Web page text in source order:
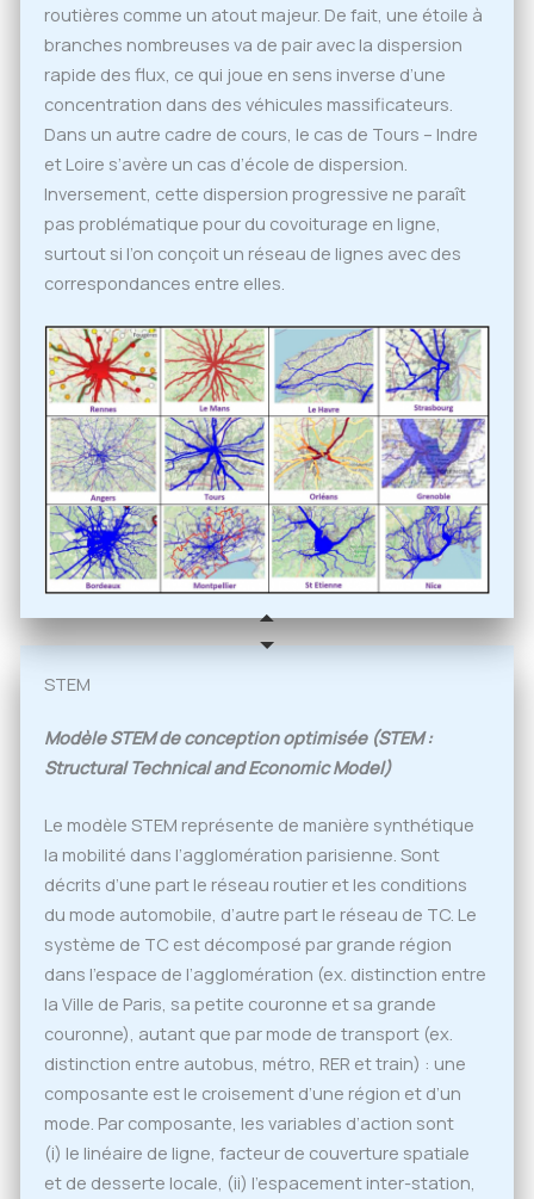
routières comme un atout majeur. De fait, une étoile à
branches nombreuses va de pair avec la dispersion
rapide des flux, ce qui joue en sens inverse d’une
concentration dans des véhicules massificateurs.
Dans un autre cadre de cours, le cas de Tours – Indre
et Loire s’avère un cas d’école de dispersion.
Inversement, cette dispersion progressive ne paraît
pas problématique pour du covoiturage en ligne,
surtout si l’on conçoit un réseau de lignes avec des
correspondances entre elles.
STEM
Modèle STEM de conception optimisée (STEM :
Structural Technical and Economic Model)
Le modèle STEM représente de manière synthétique
la mobilité dans l’agglomération parisienne. Sont
décrits d’une part le réseau routier et les conditions
du mode automobile, d’autre part le réseau de TC. Le
système de TC est décomposé par grande région
dans l’espace de l’agglomération (ex. distinction entre
la Ville de Paris, sa petite couronne et sa grande
couronne), autant que par mode de transport (ex.
distinction entre autobus, métro, RER et train) : une
composante est le croisement d’une région et d’un
mode. Par composante, les variables d’action sont
(i) le linéaire de ligne, facteur de couverture spatiale
et de desserte locale, (ii) l’espacement inter-station,